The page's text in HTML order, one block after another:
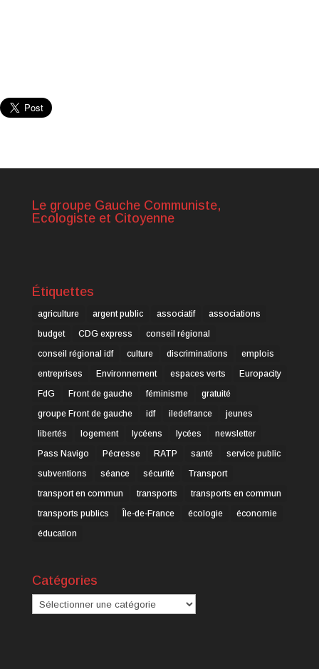
Le groupe Gauche Communiste,
Ecologiste et Citoyenne
Étiquettes
agriculture argent public associatif
associations
budget
CDG express
conseil régional
conseil régional idf
culture discriminations
emplois
entreprises
Environnement espaces verts
Europacity
FdG
Front de gauche féminisme
gratuité
groupe Front de gauche
idf iledefrance
jeunes
libertés
logement lycéens lycées
newsletter
Pass Navigo
Pécresse RATP santé
service public
subventions
séance sécurité
Transport
transport en commun
transports
transports en commun
transports publics
Île-de-France écologie
économie
éducation
Catégories
Catégories